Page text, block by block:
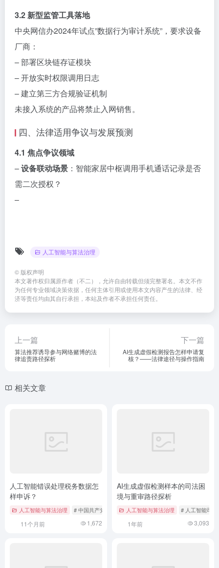
3.2 新型监管工具落地
中央网信办2024年试点”数据行为审计系统”，要求设备
厂商：
– 部署区块链存证模块
– 开放实时权限调用日志
– 建立第三方合规验证机制
未接入系统的产品将禁止入网销售。
四、法律适用争议与发展预测
4.1 焦点争议领域
–设备联动场景 ：智能家居中枢调用手机通话记录是否
需二次授权？
–
人工智能与算法治理
© 版权声明
本文著作权归属原作者（不二），允许自由转载但须完整署名。本文不作
为任何专业领域决策依据，任何主体引用或使用本文内容产生的法律、经
济等责任均由其自行承担，本站及作者不承担任何责任。
上一篇
算法推荐诱导参与网络赌博的法
律追责路径探析
下一篇
AI生成虚假检测报告怎样申请复
核？——法律途径与操作指南
相关文章
人工智能错误处理税务数据怎
样申诉？
人工智能与算法治理 # 中国共产党领导 # 人工智能 # 数据错误
11个月前 1,672
AI生成虚假检测样本的司法困
境与重审路径探析
人工智能与算法治理 # 人工智能司法
1年前 3,093